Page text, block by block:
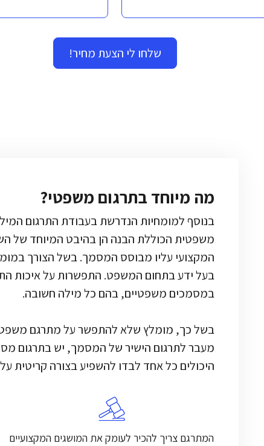
שלחו לי הצעת מחיר!
מה מיוחד בתרגום משפטי?
בנוסף למומחיות הנדרשת בעבודת התרגום
משפטית הכוללת הבנה הן בהיבט המיוחד של
המקצועי עליו מבוסס המסמך. בשל הצורך
בעל ידע בתחום המשפט. התפשרות על איכות
במסמכים משפטיים, בהם כל מילה חשובה.
בשל כך, מומלץ שלא להתפשר על מתרגם משפטי
מעבר לתרגום הישיר של המסמך, יש בתרגום
היכולים כל אחד לבדו להשפיע בצורה קריטית
המתרגם צריך להכיר לעומק את המושגים המקצועיים